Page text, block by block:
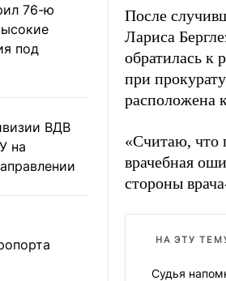
76-ю
под
ВДВ
на
После
Лариса
обратилась к
при
расположена
«Считаю, что
врачебная
стороны
НА ЭТУ
Судья